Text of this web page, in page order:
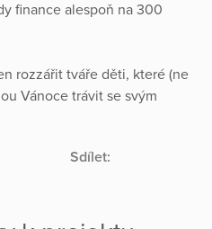
finance alespoň na 300
rozzářit tváře děti, které (ne
Vánoce trávit se svým
Sdílet: